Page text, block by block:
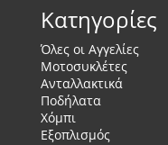
Κατηγορίες
Όλες οι Αγγελίες
Μοτοσυκλέτες
Ανταλλακτικά
Ποδήλατα
Χόμπι
Εξοπλισμός